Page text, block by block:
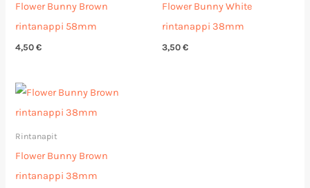
Flower Bunny Brown
rintanappi 58mm
4,50€
Flower Bunny White
rintanappi 38mm
3,50 €
Rintanapit
Flower Bunny Brown
rintanappi 38mm